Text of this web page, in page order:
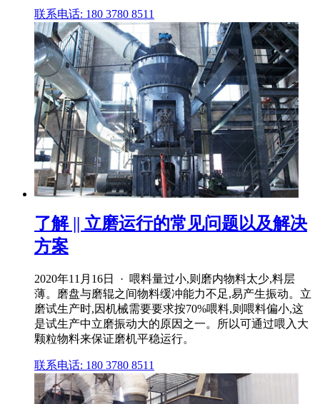
联系电话: 180 3780 8511
了解 || 立磨运行的常见问题以及解决
方案
2020年11月16日 · 喂料量过小,则磨内物料太少,料层
薄。磨盘与磨辊之间物料缓冲能力不足,易产生振动。立
磨试生产时,因机械需要要求按70%喂料,则喂料偏小,这
是试生产中立磨振动大的原因之一。所以可通过喂入大
颗粒物料来保证磨机平稳运行。
联系电话: 180 3780 8511